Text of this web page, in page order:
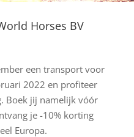
Horses BV
een transport voor
2022 en profiteer
Boek jij namelijk vóór
je -10% korting
Europa.